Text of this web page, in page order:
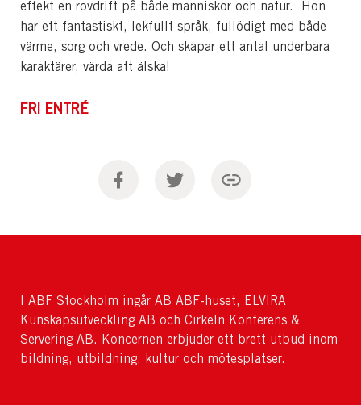
effekt en rovdrift på både människor och natur. Hon
har ett fantastiskt, lekfullt språk, fullödigt med både
värme, sorg och vrede. Och skapar ett antal underbara
karaktärer, värda att älska!
FRI ENTRÉ
I ABF Stockholm ingår AB ABF-huset, ELVIRA
Kunskapsutveckling AB och Cirkeln Konferens &
Servering AB. Koncernen erbjuder ett brett utbud inom
bildning, utbildning, kultur och mötesplatser.